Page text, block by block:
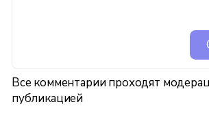
Все комментарии проходят
публикацией